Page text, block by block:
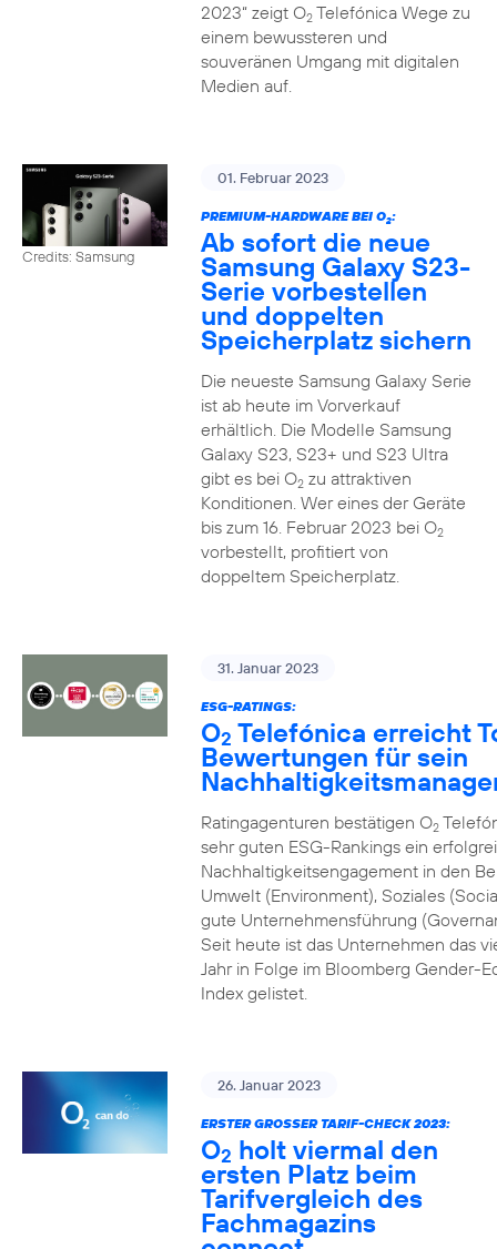
2023“ zeigt O2Telefónica Wege zu
einem bewussteren und
souveränen Umgang mit digitalen
Medien auf.
Credits: Samsung
01. Februar 2023
PREMIUM-HARDWARE BEI O2:
Ab sofort die neue
Samsung Galaxy S23-
Serie vorbestellen
und doppelten
Speicherplatz sichern
Die neueste Samsung Galaxy Serie
ist ab heute im Vorverkauf
erhältlich. Die Modelle Samsung
Galaxy S23, S23+ und S23 Ultra
gibt es bei O2zu attraktiven
Konditionen. Wer eines der Geräte
bis zum 16. Februar 2023 bei O2
vorbestellt, profitiert von
doppeltem Speicherplatz.
31. Januar 2023
ESG-RATINGS:
O2 Telefónica erreicht
Bewertungen für sein
Ratingagenturen bestätigen O2
sehr guten ESG-Rankings ein
Nachhaltigkeitsengagement in den
Umwelt (Environment), Soziales
gute Unternehmensführung
Seit heute ist das Unternehmen das
Jahr in Folge im Bloomberg Gender-
Index gelistet.
26. Januar 2023
ERSTER GROSSER TARIF-CHECK 2023:
O2 holt viermal den
ersten Platz beim
Tarifvergleich des
Fachmagazins